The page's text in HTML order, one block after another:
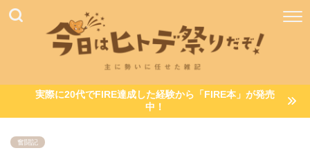
実際に20代でFIRE達成した経験から「FIRE本」が発売
中！
奮闘記